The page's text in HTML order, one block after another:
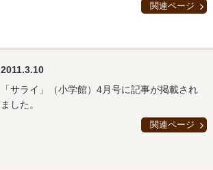
関連ページ
2011.3.10
「サライ」（小学館）4月号に記事が掲載され
ました。
関連ページ